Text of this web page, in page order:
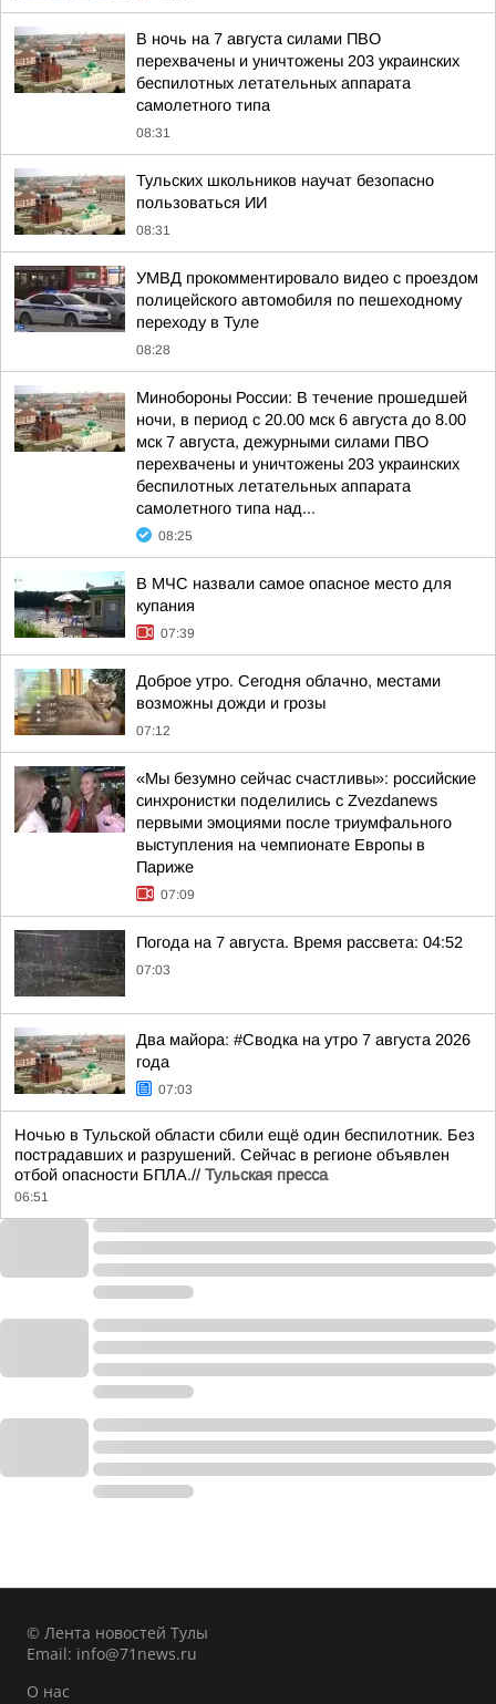
В ночь на 7 августа силами ПВО
перехвачены и уничтожены 203 украинских
беспилотных летательных аппарата
самолетного типа
08:31
Тульских школьников научат безопасно
пользоваться ИИ
08:31
УМВД прокомментировало видео с проездом
полицейского автомобиля по пешеходному
переходу в Туле
08:28
Минобороны России: В течение прошедшей
ночи, в период с 20.00 мск 6 августа до 8.00
мск 7 августа, дежурными силами ПВО
перехвачены и уничтожены 203 украинских
беспилотных летательных аппарата
самолетного типа над...
08:25
В МЧС назвали самое опасное место для
купания
07:39
Доброе утро. Сегодня облачно, местами
возможны дожди и грозы
07:12
«Мы безумно сейчас счастливы»: российские
синхронистки поделились с Zvezdanews
первыми эмоциями после триумфального
выступления на чемпионате Европы в
Париже
07:09
Погода на 7 августа. Время рассвета: 04:52
07:03
Два майора: #Сводка на утро 7 августа 2026
года
07:03
Ночью в Тульской области сбили ещё один беспилотник. Без
пострадавших и разрушений. Сейчас в регионе объявлен
отбой опасности БПЛА.// Тульская пресса
06:51
© Лента новостей Тулы
Email: info@71news.ru
О нас